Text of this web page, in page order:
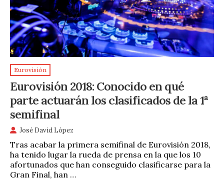
Eurovisión
Eurovisión 2018: Conocido en qué
parte actuarán los clasificados de la 1ª
semifinal
José David López
Tras acabar la primera semifinal de Eurovisión 2018,
ha tenido lugar la rueda de prensa en la que los 10
afortunados que han conseguido clasificarse para la
Gran Final, han …